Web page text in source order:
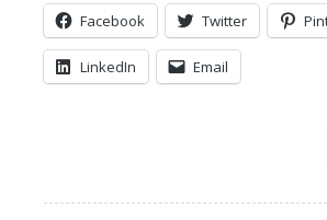
Facebook Twitter
LinkedIn Email